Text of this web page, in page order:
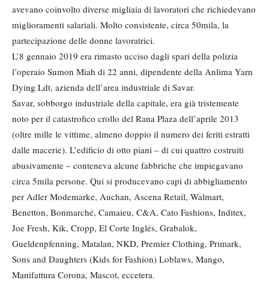
avevano coinvolto diverse migliaia di lavoratori che richiedevano
miglioramenti salariali. Molto consistente, circa 50mila, la
partecipazione delle donne lavoratrici.
L’8 gennaio 2019 era rimasto ucciso dagli spari della polizia
l’operaio Sumon Miah di 22 anni, dipendente della Anlima Yarn
Dying Ldt, azienda dell’area industriale di Savar.
Savar, sobborgo industriale della capitale, era già tristemente
noto per il catastrofico crollo del Rana Plaza dell’aprile 2013
(oltre mille le vittime, almeno doppio il numero dei feriti estratti
dalle macerie). L’edificio di otto piani – di cui quattro costruiti
abusivamente – conteneva alcune fabbriche che impiegavano
circa 5mila persone. Qui si producevano capi di abbigliamento
per Adler Modemarke, Auchan, Ascena Retail, Walmart,
Benetton, Bonmarché, Camaieu, C&A, Cato Fashions, Inditex,
Joe Fresh, Kik, Cropp, El Corte Inglés, Grabalok,
Gueldenpfenning, Matalan, NKD, Premier Clothing, Primark,
Sons and Daughters (Kids for Fashion) Loblaws, Mango,
Manifattura Corona, Mascot, eccetera.